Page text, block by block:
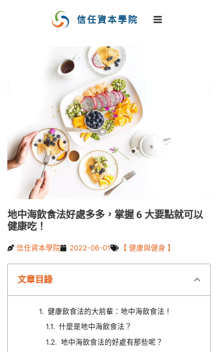
信任資本學院
地中海飲食法好處多多，掌握 6 大要點就可以
健康吃！
信任資本學院 2022-06-01 【 健康與健身 】
文章目錄
健康飲食法的大前輩：地中海飲食法！
什麼是地中海飲食法？
地中海飲食法的好處有那些呢？